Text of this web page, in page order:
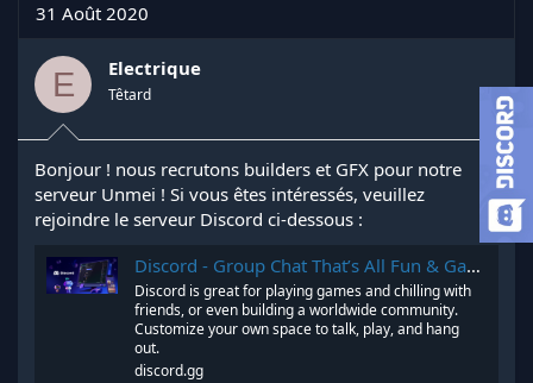
a
e
u
d
e
l
a
d
i
s
e
e
d
é
t
31 Août 2020
E Electrique
Têtard
Bonjour ! nous recrutons builders et GFX pour notre
serveur Unmei ! Si vous êtes intéressés, veuillez
rejoindre le serveur Discord ci-dessous :
Discord - Group Chat That’s All Fun & Games
Discord is great for playing games and chilling with
friends, or even building a worldwide community.
Customize your own space to talk, play, and hang
out.
discord.gg